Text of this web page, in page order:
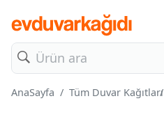
AnaSayfa Tüm Duvar Kağıtları